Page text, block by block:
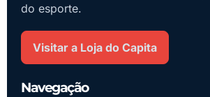
do esporte.
Visitar a Loja do Capita
Navegação